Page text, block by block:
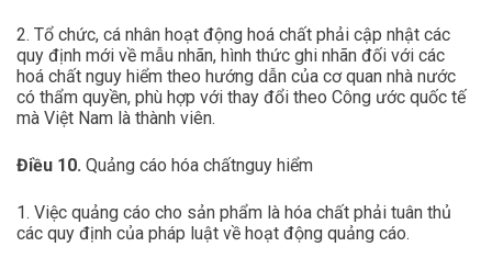
2. Tổ chức, cá nhân hoạt động hoá chất phải cập nhật các
quy định mới về mẫu nhãn, hình thức ghi nhãn đối với các
hoá chất nguy hiểm theo hướng dẫn của cơ quan nhà nước
có thẩm quyền, phù hợp với thay đổi theo Công ước quốc tế
mà Việt Nam là thành viên.
Điều 10. Quảng cáo hóa chấtnguy hiểm
1. Việc quảng cáo cho sản phẩm là hóa chất phải tuân thủ
các quy định của pháp luật về hoạt động quảng cáo.